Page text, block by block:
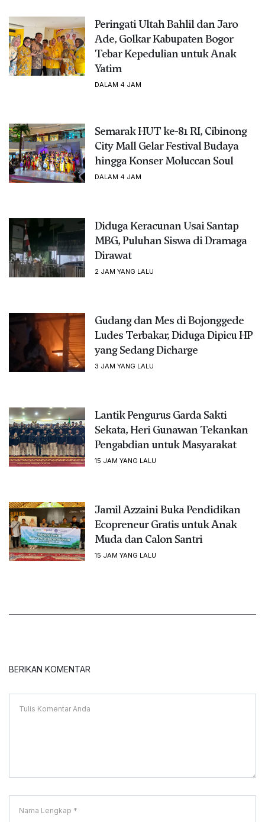
Peringati Ultah Bahlil dan Jaro
Ade, Golkar Kabupaten Bogor
Tebar Kepedulian untuk Anak
Yatim
DALAM 4 JAM
Semarak HUT ke-81 RI, Cibinong
City Mall Gelar Festival Budaya
hingga Konser Moluccan Soul
DALAM 4 JAM
Diduga Keracunan Usai Santap
MBG, Puluhan Siswa di Dramaga
Dirawat
2 JAM YANG LALU
Gudang dan Mes di Bojonggede
Ludes Terbakar, Diduga Dipicu HP
yang Sedang Dicharge
3 JAM YANG LALU
Lantik Pengurus Garda Sakti
Sekata, Heri Gunawan Tekankan
Pengabdian untuk Masyarakat
15 JAM YANG LALU
Jamil Azzaini Buka Pendidikan
Ecopreneur Gratis untuk Anak
Muda dan Calon Santri
15 JAM YANG LALU
BERIKAN KOMENTAR